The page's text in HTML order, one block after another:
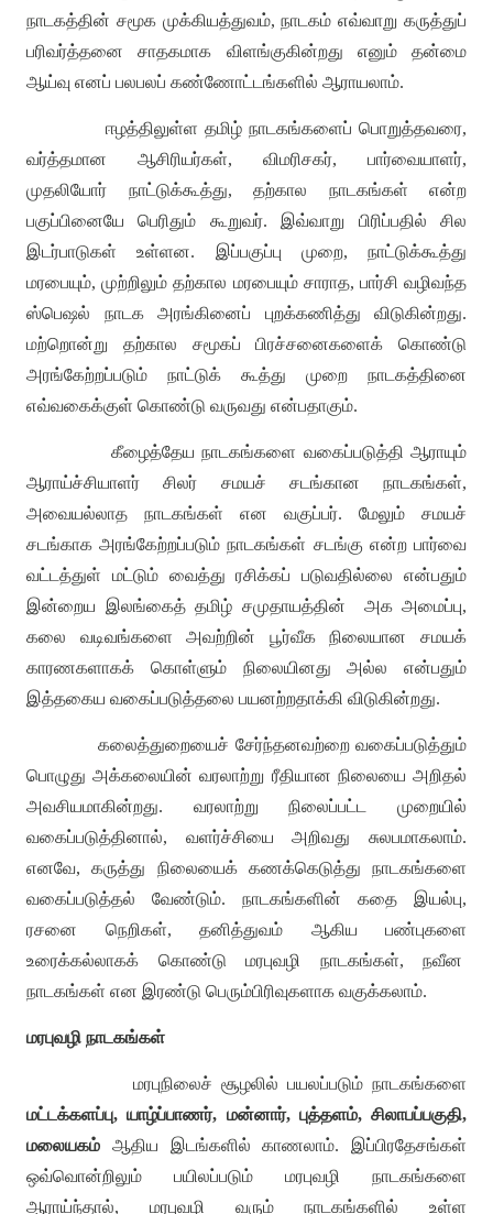
நாடகத்தின் சமூக முக்கியத்துவம்,நாடகம் எவ்வாறு கருத்துப்
பரிவர்த்தனை சாதகமாக விளங்குகின்றது எனும் தன்மை
ஆய்வு எனப் பலபலப் கண்ணோட்டங்களில் ஆராயலாம்.
ஈழத்திலுள்ள தமிழ் நாடகங்களைப் பொறுத்தவரை,
வர்த்தமான ஆசிரியர்கள், விமரிசகர், பார்வையாளர்,
முதலியோர் நாட்டுக்கூத்து, தற்கால நாடகங்கள் என்ற
பகுப்பினையே பெரிதும் கூறுவர். இவ்வாறு பிரிப்பதில் சில
இடர்பாடுகள் உள்ளன. இப்பகுப்பு முறை, நாட்டுக்கூத்து
மரபையும்,முற்றிலும் தற்கால மரபையும் சாராத, பார்சி வழிவந்த
ஸ்பெஷல் நாடக அரங்கினைப் புறக்கணித்து விடுகின்றது.
மற்றொன்று தற்கால சமூகப் பிரச்சனைகளைக் கொண்டு
அரங்கேற்றப்படும் நாட்டுக் கூத்து முறை நாடகத்தினை
எவ்வகைக்குள் கொண்டு வருவது என்பதாகும்.
கீழைத்தேய நாடகங்களை வகைப்படுத்தி ஆராயும்
ஆராய்ச்சியாளர் சிலர் சமயச் சடங்கான நாடகங்கள்,
அவையல்லாத நாடகங்கள் என வகுப்பர். மேலும் சமயச்
சடங்காக அரங்கேற்றப்படும் நாடகங்கள் சடங்கு என்ற பார்வை
வட்டத்துள் மட்டும் வைத்து ரசிக்கப் படுவதில்லை என்பதும்
இன்றைய இலங்கைத் தமிழ் சமுதாயத்தின்
அக அமைப்பு,
கலை வடிவங்களை அவற்றின் பூர்வீக நிலையான சமயக்
காரணகளாகக் கொள்ளும் நிலையினது அல்ல என்பதும்
இத்தகைய வகைப்படுத்தலை பயனற்றதாக்கி விடுகின்றது.
கலைத்துறையைச் சேர்ந்தனவற்றை வகைப்படுத்தும்
பொழுது அக்கலையின் வரலாற்று ரீதியான நிலையை அறிதல்
அவசியமாகின்றது. வரலாற்று நிலைப்பட்ட முறையில்
வகைப்படுத்தினால், வளர்ச்சியை அறிவது சுலபமாகலாம்.
எனவே,கருத்து நிலையைக் கணக்கெடுத்து நாடகங்களை
வகைப்படுத்தல் வேண்டும். நாடகங்களின் கதை இயல்பு,
ரசனை நெறிகள், தனித்துவம் ஆகிய பண்புகளை
உரைக்கல்லாகக் கொண்டு மரபுவழி நாடகங்கள், நவீன
நாடகங்கள் என இரண்டு பெரும்பிரிவுகளாக வகுக்கலாம்.
மரபுவழி நாடகங்கள்
மரபுநிலைச் சூழலில் பயலப்படும் நாடகங்களை
மட்டக்களப்பு,யாழ்ப்பாணர், மன்னார், புத்தளம், சிலாபப்பகுதி,
மலையகம் ஆதிய இடங்களில் காணலாம். இப்பிரதேசங்கள்
ஒவ்வொன்றிலும் பயிலப்படும் மரபுவழி நாடகங்களை
ஆராய்ந்தால், மரபுவழி வரும் நாடகங்களில் உள்ள